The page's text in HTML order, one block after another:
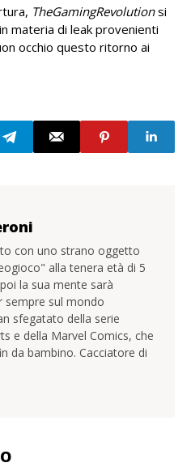
TheGamingRevolutionsi
materia di leak provenienti
occhio questo ritorno ai
con uno strano oggetto
alla tenera età di 5
la sua mente sarà
sempre sul mondo
sfegatato della serie
e della Marvel Comics, che
da bambino. Cacciatore di